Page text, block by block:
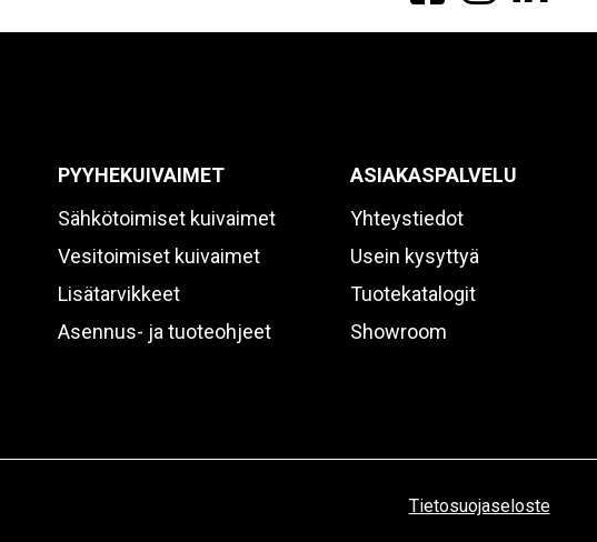
PYYHEKUIVAIMET
Sähkötoimiset kuivaimet
Vesitoimiset kuivaimet
Lisätarvikkeet
Asennus- ja tuoteohjeet
ASIAKASPALVELU
Yhteystiedot
Usein kysyttyä
Tuotekatalogit
Showroom
Tietosuojaseloste